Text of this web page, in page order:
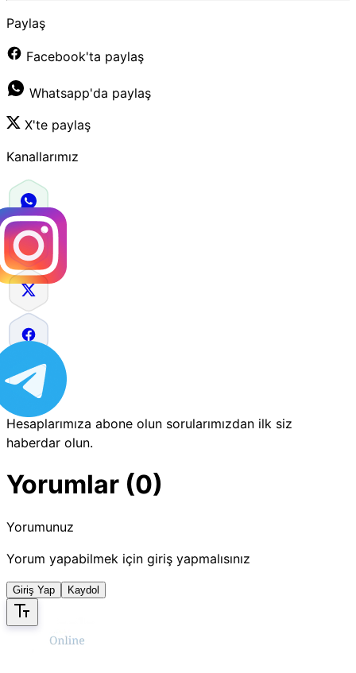
Paylaş
Facebook'ta paylaş
Whatsapp'da paylaş
X'te paylaş
Kanallarımız
Hesaplarımıza abone olun sorularımızdan ilk siz
haberdar olun.
Yorumlar (0)
Yorumunuz
Yorum yapabilmek için giriş yapmalısınız
Giriş Yap Kaydol